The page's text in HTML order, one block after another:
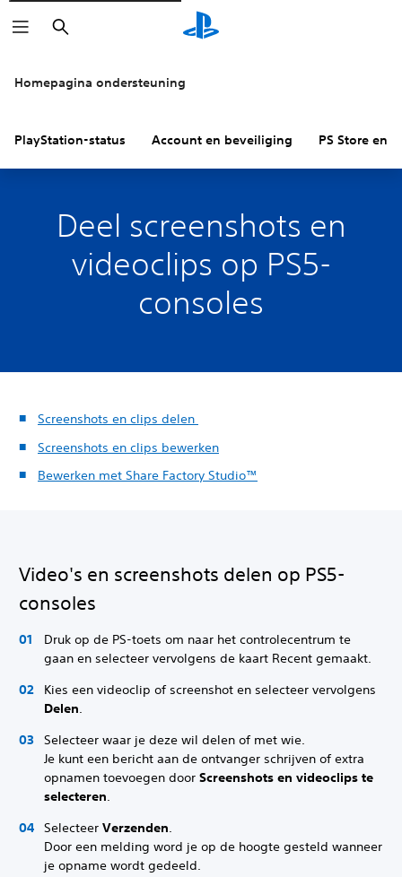
Zoeken
Homepagina ondersteuning
PlayStation-status Account en beveiliging PS Store en
Deel screenshots en
videoclips op PS5-
consoles
Screenshots en clips delen
Screenshots en clips bewerken
Bewerken met Share Factory Studio™
Video's en screenshots delen op PS5-
consoles
Druk op de PS-toets om naar het controlecentrum te
gaan en selecteer vervolgens de kaart Recent gemaakt.
Kies een videoclip of screenshot en selecteer vervolgens
Delen.
Selecteer waar je deze wil delen of met wie.
Je kunt een bericht aan de ontvanger schrijven of extra
opnamen toevoegen door Screenshots en videoclips te
selecteren.
Selecteer Verzenden.
Door een melding word je op de hoogte gesteld wanneer
je opname wordt gedeeld.